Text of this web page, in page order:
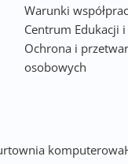
Warunki
Centrum Edukacji
Ochrona i
osobowych
komputerowa